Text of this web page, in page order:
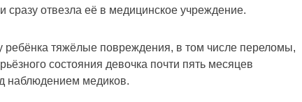
сразу отвезла её в медицинское учреждение.
ребёнка тяжёлые повреждения, в том числе переломы,
состояния девочка почти пять месяцев
наблюдением медиков.